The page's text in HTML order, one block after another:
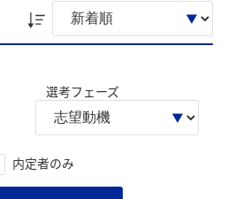
選考フェーズ
内定者のみ